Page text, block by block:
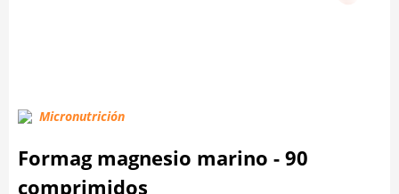
Micronutrición
Formag magnesio marino - 90
comprimidos